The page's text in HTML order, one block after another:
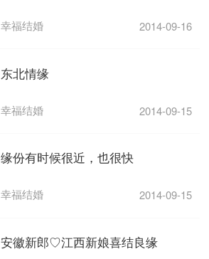
幸福结婚 2014-09-16
东北情缘
幸福结婚 2014-09-15
缘份有时候很近，也很快
幸福结婚 2014-09-15
安徽新郎♡江西新娘喜结良缘